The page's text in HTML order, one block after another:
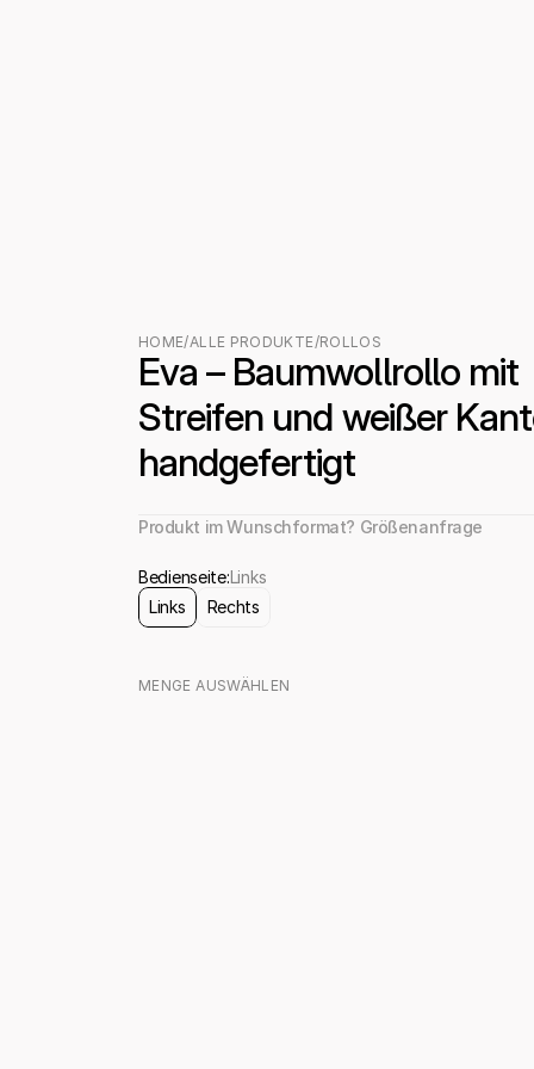
HOME/ALLE PRODUKTE/ROLLOS
Eva – Baumwollrollo mit
Streifen und weißer
handgefertigt
Produkt im Wunschformat? Größenanfrage
Bedienseite:Links
Links
Rechts
MENGE AUSWÄHLEN